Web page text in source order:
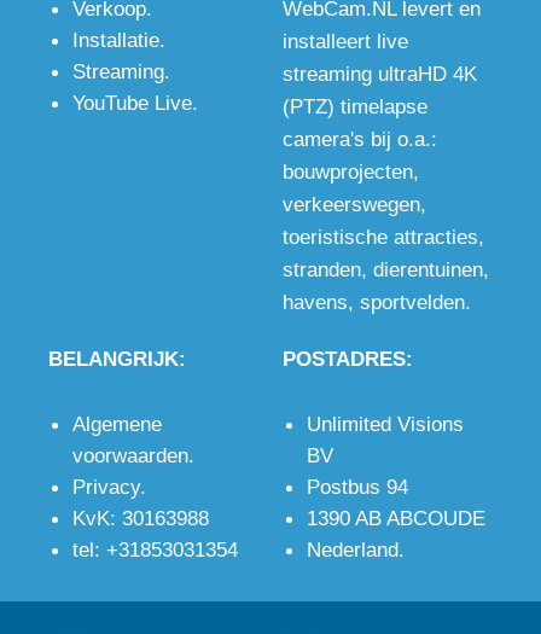
én
bewakingscamera
voor op de
bouwplaats
pixels,
wanneer de
kwaliteit
gewenst is,
ook in het
donker.
met
microfoon
en stereo
audio
ingang voor
uitstekend
beeld en
geluid.
Verkoop.
Installatie.
Streaming.
YouTube Live.
WebCam.NL levert en
installeert live
streaming ultraHD 4K
(PTZ) timelapse
camera's bij o.a.:
bouwprojecten,
verkeerswegen,
toeristische attracties,
stranden, dierentuinen,
havens, sportvelden.
BELANGRIJK:
Algemene
voorwaarden.
Privacy.
KvK: 30163988
tel: +31853031354
POSTADRES:
Unlimited Visions
BV
Postbus 94
1390 AB ABCOUDE
Nederland.